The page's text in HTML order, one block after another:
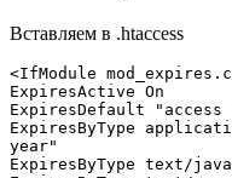
Вставляем в .htaccess
<IfModule
ExpiresActive On
ExpiresDefault "access
ExpiresByType
year"
ExpiresByType text/